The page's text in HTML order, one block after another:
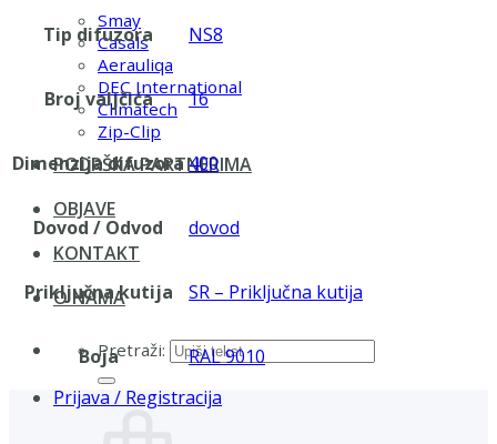
Smay
Casals
Aerauliqa
DEC International
Climatech
Zip-Clip
PODRŠKA PARTNERIMA
OBJAVE
KONTAKT
O NAMA
Pretraži:
Prijava / Registracija
Tip difuzora NS8
Broj valjčića 16
Dimenzija difuzora400
Dovod / Odvod dovod
Priključna kutija SR – Priključna kutija
Boja RAL 9010